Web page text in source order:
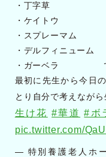
・丁字草
・ケイトウ
・スプレーマム
・デルフィニューム
・ガーベラ で
最初に先生から今日
とり自分で考えなが
生け花 #華道 #ボ
pic.twitter.com/
— 特別養護老人ホ